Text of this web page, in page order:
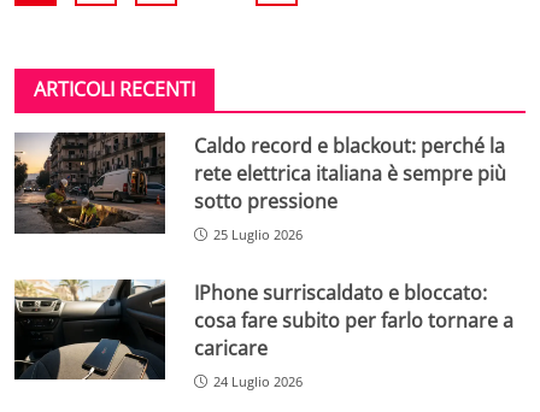
ARTICOLI RECENTI
Caldo record e blackout: perché la
rete elettrica italiana è sempre più
sotto pressione
25 Luglio 2026
IPhone surriscaldato e bloccato:
cosa fare subito per farlo tornare a
caricare
24 Luglio 2026